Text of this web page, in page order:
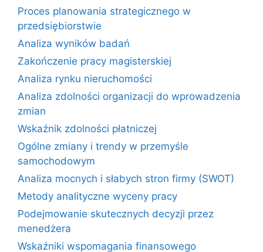
Proces planowania strategicznego w
przedsiębiorstwie
Analiza wyników badań
Zakończenie pracy magisterskiej
Analiza rynku nieruchomości
Analiza zdolności organizacji do wprowadzenia
zmian
Wskaźnik zdolności płatniczej
Ogólne zmiany i trendy w przemyśle
samochodowym
Analiza mocnych i słabych stron firmy (SWOT)
Metody analityczne wyceny pracy
Podejmowanie skutecznych decyzji przez
menedżera
Wskaźniki wspomagania finansowego